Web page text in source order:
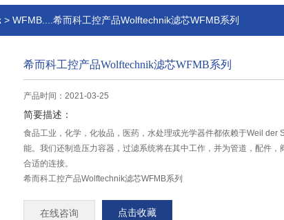
> WFMB....希而科工控产品Wolftechnik滤芯WFMB系列
希而科工控产品Wolftechnik滤芯WFMB系列
产品时间：2021-03-25
简要描述：
食品工业，化学，化妆品，医药，水处理或光学器件都依赖于Weil der
能。我们还制造压力容器，过滤系统将在其中工作，并为管道，配件，
合适的连接。
希而科工控产品Wolftechnik滤芯WFMB系列
在线咨询 点击收藏